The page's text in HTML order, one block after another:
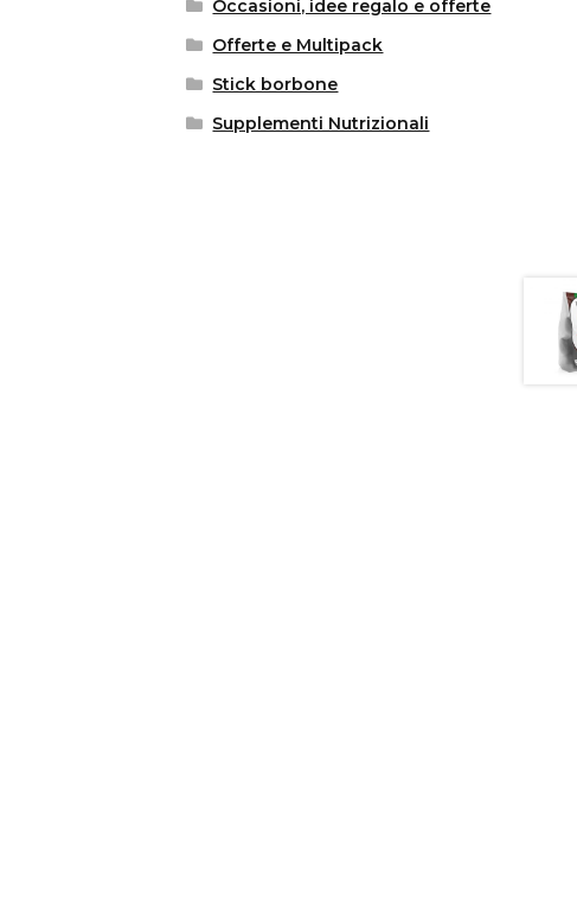
Occasioni, idee regalo e offerte
Offerte e Multipack
Stick borbone
Supplementi Nutrizionali